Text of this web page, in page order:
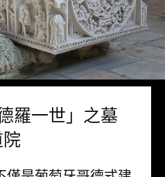
羅一世」之墓